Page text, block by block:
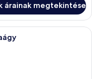
árainak megtekintése
hálószoba, ahol az